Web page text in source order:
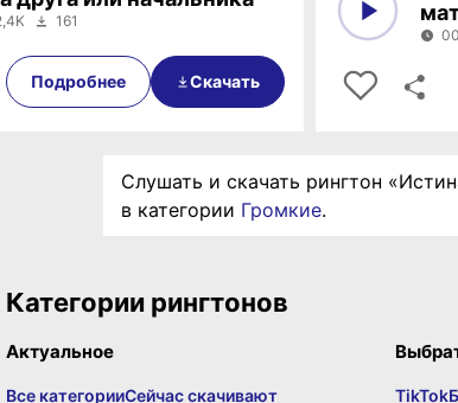
00:26
161
Подробнее Скачать
Слушать и скачать рингтон
в категории Громкие.
Категории рингтонов
Актуальное
Все категорииСейчас скачивают
TikTok